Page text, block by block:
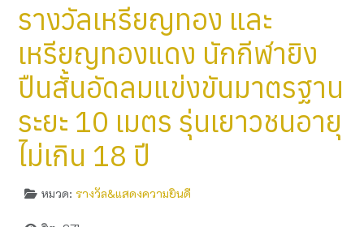
รางวัลเหรียญทอง และ
เหรียญทองแดง นักกีฬายิง
ปืนสั้นอัดลมแข่งขันมาตรฐาน
ระยะ 10 เมตร รุ่นเยาวชนอายุ
ไม่เกิน 18 ปี
หมวด: รางวัล&แสดงความยินดี